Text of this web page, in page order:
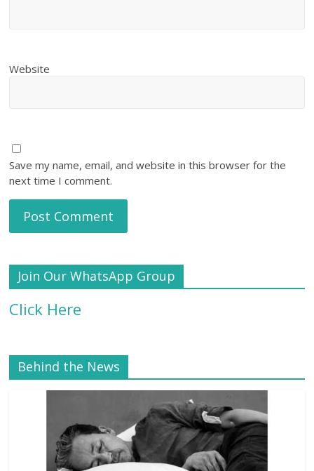
Website
Save my name, email, and website in this browser for the
next time I comment.
Join Our WhatsApp Group
Click Here
Behind the News